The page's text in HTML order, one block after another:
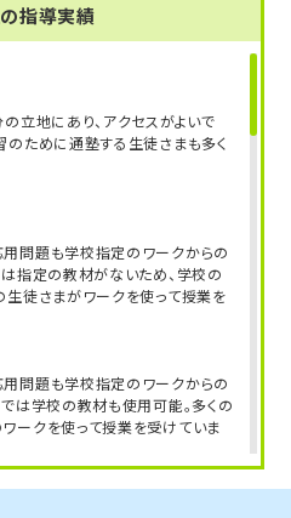
指導実績
立地にあり、アクセスがよいで
のために通塾する生徒さまも多く
問題も学校指定のワークからの
は指定の教材がないため、学校の
生徒さまがワークを使って授業を
問題も学校指定のワークからの
は学校の教材も使用可能。多くの
ークを使って授業を受けていま